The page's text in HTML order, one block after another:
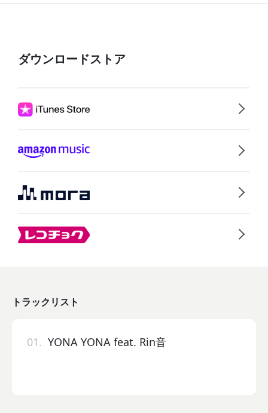
ダウンロードストア
トラックリスト
01. YONA YONA feat. Rin音